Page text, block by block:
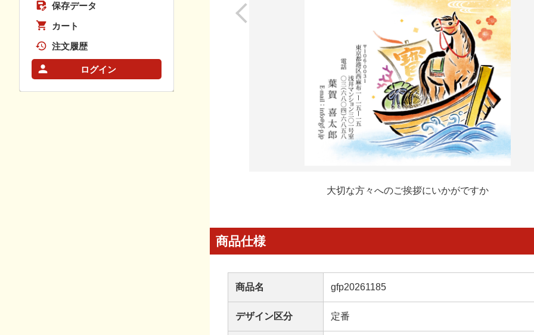
大切な方々へのご挨拶にいかがですか
商品仕様
商品名 gfp20261185
デザイン区分 定番
保存データ
カート
注文履歴
ログイン